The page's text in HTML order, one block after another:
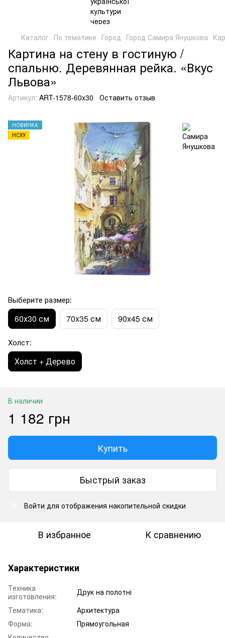
Каталог По тематике Город Город Самира Янушкова
Картина на стену в гостиную /
спальню. Деревянная рейка. «Вкус
Львова»
Артикул: ART-1578-60x30 Оставить отзыв
НОВИНКА
НСХУ
Выберите размер:
60х30 см 70x35 см 90х45 см
Холст:
Холст + Дерево
В наличии
1 182 грн
Купить
Быстрый заказ
Войти для отображения накопительной скидки
В избранное К сравнению
Характеристики
Техника
изготовления:
Друк на полотні
Тематика:
Архитектура
Форма:
Прямоугольная